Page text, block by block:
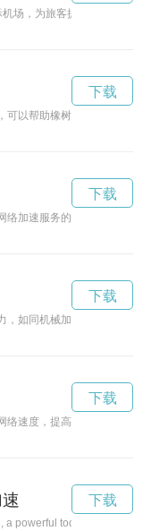
场，为旅客提供便捷高效的
可以帮助橡树健康快速成长
下载
络加速服务的功能和优势，
下载
，如同机械加速器一样，老
下载
络速度，提高网络连接稳定
下载
a powerful tool that enables
下载